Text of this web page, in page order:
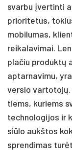
svarbu įvertinti
prioritetus,
mobilumas,
reikalavimai.
plačiu produktų
aptarnavimu,
verslo vartotojų.
tiems, kuriems
technologijos ir
siūlo aukštos
sprendimas